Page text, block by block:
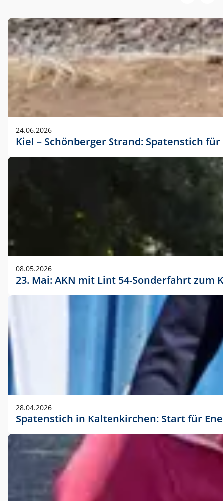
24.06.2026
Kiel – Schönberger Strand: Spatenstich
08.05.2026
23. Mai: AKN mit Lint 54-Sonderfahrt
28.04.2026
Spatenstich in Kaltenkirchen: Start für